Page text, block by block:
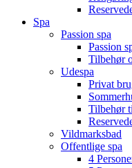
Spa
Passion spa
Passion
Tilbehør
Udespa
Privat
Tilbehør
Vildmarksbad
Offentlige spa
4